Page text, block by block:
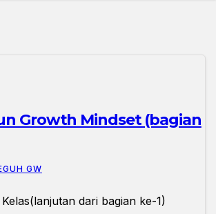
Growth Mindset (bagian
GW
dari bagian ke-1)